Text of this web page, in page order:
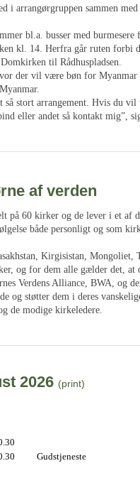
i arrangørgruppen sammen
bl.a. busser med burmesere
kl. 14. Herfra går ruten forbi
til Rådhuspladsen.
der vil være bøn for Myanmar
stort arrangement. Hvis du
eller andet så kontakt mig”,
af verden
på 60 kirker og de lever i et af
både personligt og som
Kirgisistan, Mongoliet,
og for dem alle gælder det, at
Verdens Alliance, BWA, og
og støtter dem i deres
de modige kirkeledere.
2026 (print)
Gudstjeneste